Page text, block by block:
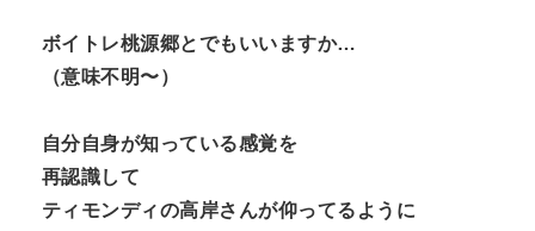
ボイトレ桃源郷とでもいいますか…
（意味不明〜）
自分自身が知っている感覚を
再認識して
ティモンディの高岸さんが仰ってるように